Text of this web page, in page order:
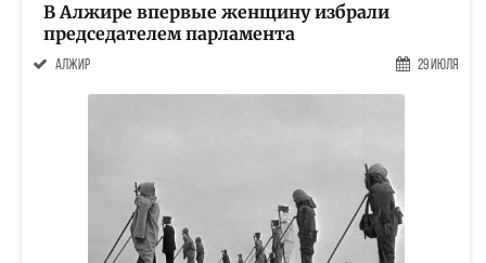
В Алжире впервые женщину избрали
председателем парламента
Алжир 29 Июля